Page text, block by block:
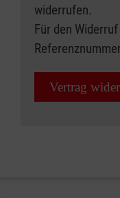
widerrufen.
Für den
Vertrag